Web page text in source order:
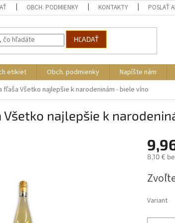
OBCH. PODMIENKY KONTAKTY POSLAŤ
HĽADAŤ
etikiet Obch. podmienky Napíšte nám
fľaša Všetko najlepšie k narodeninám - biele víno
Všetko najlepšie k
8,10 €
cena:
Variant